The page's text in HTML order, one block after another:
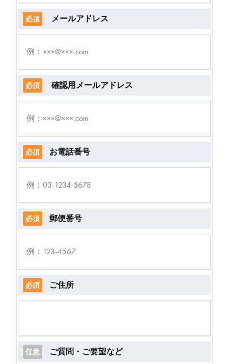
必須 メールアドレス
必須 確認用メールアドレス
必須 お電話番号
必須 郵便番号
必須 ご住所
任意 ご質問・ご要望など